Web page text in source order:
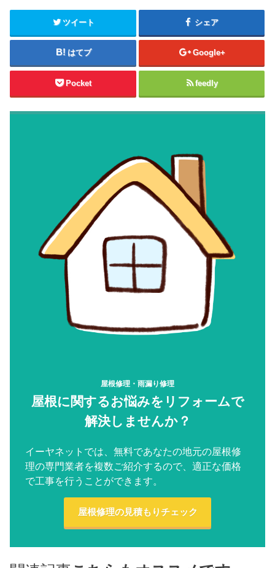
ツイート シェア
はてブ Google+
Pocket feedly
屋根修理・雨漏り修理
屋根に関するお悩みをリフォームで
解決しませんか？
イーヤネットでは、無料であなたの地元の屋根修
理の専門業者を複数ご紹介するので、適正な価格
で工事を行うことができます。
屋根修理の見積もりチェック